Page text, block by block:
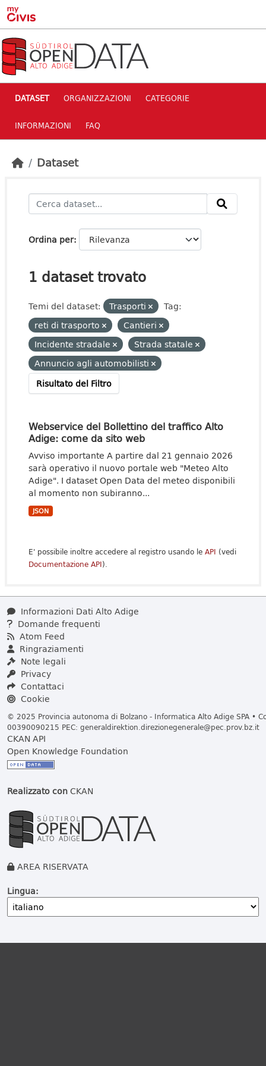
Skip to main content
DATASET ORGANIZZAZIONI CATEGORIE
INFORMAZIONI FAQ
Dataset
Ordina per
1 dataset trovato
Temi del dataset: Trasporti
Tag:
reti di trasporto
Cantieri
Incidente stradale
Strada statale
Annuncio agli automobilisti
Risultato del Filtro
Webservice del Bollettino del traffico Alto
Adige: come da sito web
Avviso importante A partire dal 21 gennaio 2026
sarà operativo il nuovo portale web "Meteo Alto
Adige". I dataset Open Data del meteo disponibili
al momento non subiranno...
JSON
E' possibile inoltre accedere al registro usando le API (vedi
Documentazione API).
Informazioni Dati Alto Adige
Domande frequenti
Atom Feed
Ringraziamenti
Note legali
Privacy
Contattaci
Cookie
© 2025 Provincia autonoma di Bolzano - Informatica Alto Adige SPA •
00390090215 PEC: generaldirektion.direzionegenerale@pec.prov.bz.it
CKAN API
Open Knowledge Foundation
Realizzato conCKAN
AREA RISERVATA
Lingua